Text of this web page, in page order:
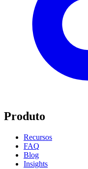
Produto
Recursos
FAQ
Blog
Insights